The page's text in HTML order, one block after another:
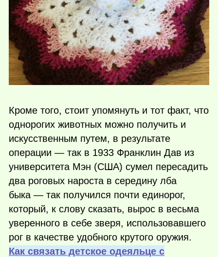
Кроме того, стоит упомянуть и тот факт, что
однорогих животных можно получить и
искусственным путем, в результате
операции — так в 1933 Франклин Дав из
университета Мэн (США) сумел пересадить
два роговых нароста в середину лба
быка — так получился почти единорог,
который, к слову сказать, вырос в весьма
уверенного в себе зверя, использовавшего
рог в качестве удобного крутого оружия.
Как связать детское одеяльце с